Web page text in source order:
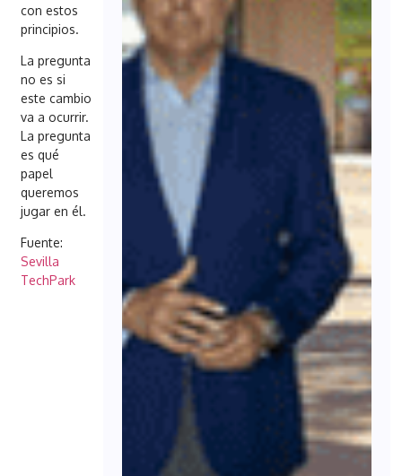
con estos
principios.
La pregunta
no es si
este cambio
va a ocurrir.
La pregunta
es qué
papel
queremos
jugar en él.
Fuente:
Sevilla
TechPark